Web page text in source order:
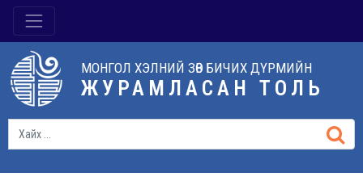
МОНГОЛ ХЭЛНИЙ ЗӨВ БИЧИХ ДҮРМИЙН
ЖУРАМЛАСАН ТОЛЬ